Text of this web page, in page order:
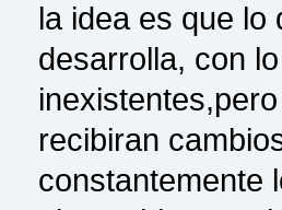
la idea es que
desarrolla, con
recibiran
constantemente